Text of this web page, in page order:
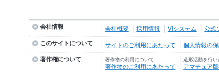
会社情報 会社概要 採用情報 VIシステム 公式
このサイトについて サイトのご利用にあたって 個人情報の
著作権について 著作物の利用について
著作物のご利用にあたって
造形活動を行い
アマチュア